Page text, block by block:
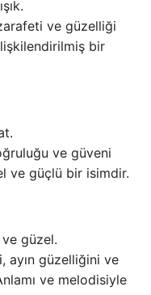
ve güzelliği
ilişkilendirilmiş bir
ve güveni
ve güçlü bir isimdir.
güzel.
ayın güzelliğini ve
ve melodisiyle